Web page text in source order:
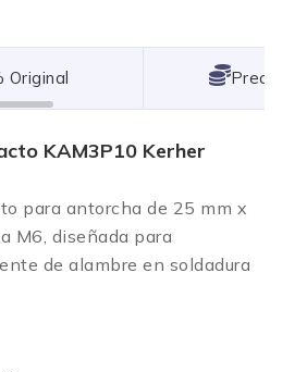
Original Lowest
KAM3P10 Kerher
para antorcha de 25 mm x
M6, diseñada para
de alambre en soldadura